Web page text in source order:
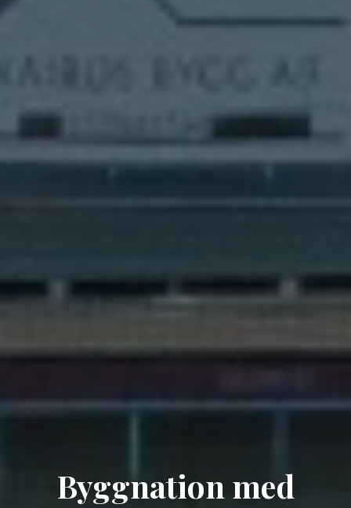
Byggnation med